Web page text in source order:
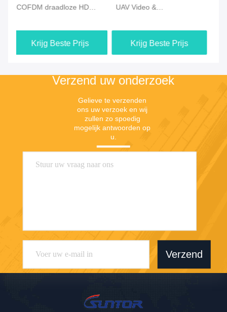
UAV Video &
Hommel de Videozender
HDMI - verbinding
Krijg Beste Prijs
2.4GHz COFDM UAV
langeafstand UP/Downlink
Krijg Beste Prijs
Verzend uw onderzoek
Gelieve te verzenden
ons uw verzoek en wij
zullen zo spoedig
mogelijk antwoorden op
u.
Verzend